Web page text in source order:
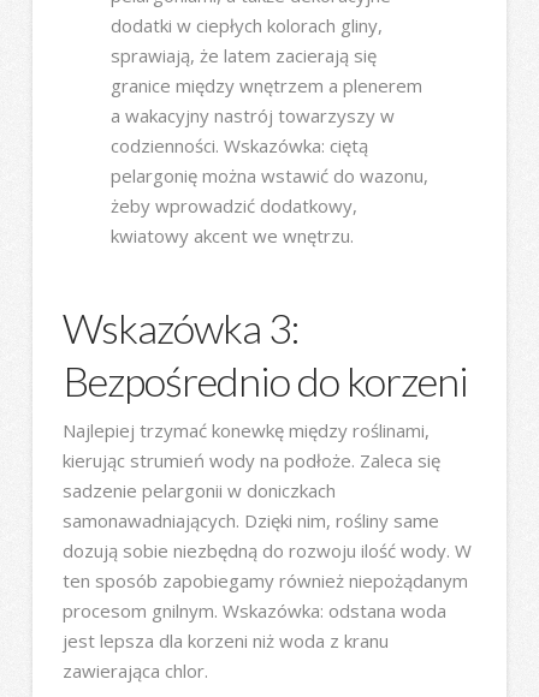
dodatki w ciepłych kolorach gliny,
sprawiają, że latem zacierają się
granice między wnętrzem a plenerem
a wakacyjny nastrój towarzyszy w
codzienności. Wskazówka: ciętą
pelargonię można wstawić do wazonu,
żeby wprowadzić dodatkowy,
kwiatowy akcent we wnętrzu.
Wskazówka 3:
Bezpośrednio do korzeni
Najlepiej trzymać konewkę między roślinami,
kierując strumień wody na podłoże. Zaleca się
sadzenie pelargonii w doniczkach
samonawadniających. Dzięki nim, rośliny same
dozują sobie niezbędną do rozwoju ilość wody. W
ten sposób zapobiegamy również niepożądanym
procesom gnilnym. Wskazówka: odstana woda
jest lepsza dla korzeni niż woda z kranu
zawierająca chlor.